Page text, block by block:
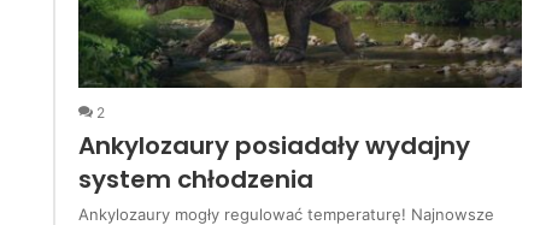
2
Ankylozaury posiadały wydajny
system chłodzenia
Ankylozaury mogły regulować temperaturę! Najnowsze